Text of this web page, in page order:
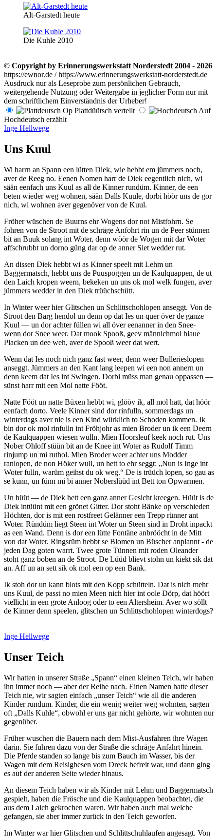
Alt-Garstedt heute
Die Kuhle 2010
© Copyright by Erinnerungswerkstatt Norderstedt 2004 - 2026
https://ewnor.de / https://www.erinnerungswerkstatt-norderstedt.de
Ausdruck nur als Leseprobe zum persönlichen Gebrauch,
weitergehende Nutzung oder Weitergabe in jeglicher Form nur mit
dem schriftlichem Einverständnis der Urheber!
Op Plattdüütsch vertellt
Auf
Hochdeutsch erzählt
Inge Hellwege
Uns Kuul
Wi harrn an Spann een lütten Diek, wie hebbt em jümmers noch,
aver de Reeg no. Eenen Nomen harr de Diek eegentlich nich, wi
sään eenfach uns Kuul as all de Kinner rundüm. Kinner, de een
beten wieder weg wohnen, sään Dalls Kuule, dorbi höör uns de gor
nich, wi wohnen aver gegenöver von de Kuul.
Fröher wüschen de Buurns ehr Wogens dor not Mistfohrn. Se
fohren von de Stroot mit de schräge Anfohrt rin un de Peer stünnen
bit an Buuk solang int Woter, denn wöör de Wogen mit dar Woter
affschrubbt un dorno güng dar op de anner Siet wedder rut.
An dissen Diek hebbt wi as Kinner speelt mit Lehm un
Baggermatsch, hebbt uns de Puuspoggen un de Kaulquappen, de ut
den Laich kropen weern, bekeken un uns ok mol welk fungen, aver
jümmers wedder in den Diek trüüchschütt.
In Winter weer hier Glitschen un Schlittschohlopen anseggt. Von de
Stroot den Barg hendol un denn op dat Ies un quer över de ganze
Kuul — un dor achter füllen wi all över eenanner in den Snee-
wenn dor Snee weer. Dat mook Spooß, geev männichmol blaue
Placken un dee weh, aver de Spooß weer dat wert.
Wenn dat Ies noch nich ganz fast weer, denn weer Bullerieslopen
anseggt. Jümmers an den Kant lang leepen wi een non annern un
denn keem dat Ies int Swingen. Dorbi müss man genau oppassen —
sünst harr mit een Mol natte Fööt.
Natte Fööt un natte Büxen hebbt wi, glööv ik, all mol hatt, dat höör
eenfach dorto. Veele Kinner sind dor rinfulln, sommerdags un
winterdags aver nie is een Kind würklich to Schoden kommen. Ik
bin dor ok mol rinfulln int Fröhjohr as mien Broder un ik een Deern
de Kaulquappen wiesen wulln. Mien Hoorsleuf keek noch rut. Uns
Nober Ohloff stüün bit an de Knee int Woter as Rudolf Timm
rinjump un mi ruthol. Mien Broder weer achter uns Modder
ranlopen, de non Höker wull, un hett to ehr seggt:
Nun is Inge int
Woter fulln, warüm geihst du ok weg.
De is trüüch lopen, so gau as
se kunn, un fünn mi bi anner Noberslüüd int Bett ton Opwarmen.
Un hüüt — de Diek hett een ganz anner Gesicht kreegen. Hüüt is de
Diek intüünt mit een grönet Gitter. Dor stoht Bänke op verschieden
Höchten, dor is mit een rostfreet Gelänner een Trepp rünner ant
Woter. Ründüm liegt Steen int Woter un Steen sind in Droht inpackt
as een Wand. Denn is dor een lütte Fontäne anbrööcht in de Mitt
von dat Woter. Ringsrüm hebbt se Blomen un Büscher anplannt - de
jeden Dag goten warrt. Twee grote Tünnen mit roden Oleander
stoht ganz boben an de Stroot. De Lüüd blievt stohn un kiekt sik dat
an. Aff un an sett sik ok mol een op een Bank.
Ik stoh dor un kann blots mit den Kopp schütteln. Dat is nich mehr
uns Kuul, de passt no mien Meen nich hier int oole Dörp, dat höört
viellicht in een grote Anloog oder to een Altersheim. Aver wo söllt
de Kinner denn speelen, glitschen un Schlittschohlopen winterdogs?
Inge Hellwege
Unser Teich
Wir hatten in unserer Straße Spann
einen kleinen Teich, wir haben
ihn immer noch — aber der Reihe nach. Einen Namen hatte dieser
Teich nie, wir sagten einfach
unser Teich
wie all die anderen
Kinder rundum. Kinder, die ein wenig weiter weg wohnten, sagten
oft
Dalls Kuhle , obwohl er uns gar nicht gehörte, wir wohnten nur
gegenüber.
Früher wuschen die Bauern nach dem Mist-Ausfahren ihre Wagen
darin. Sie fuhren dazu von der Straße die schräge Anfahrt hinein.
Die Pferde standen so lange bis zum Bauch im Wasser, bis der
Wagen mit dem Reisigbesen vom Dreck befreit war, und dann ging
es auf der anderen Seite wieder hinaus.
An diesem Teich haben wir als Kinder mit Lehm und Baggermatsch
gespielt, haben die Frösche und die Kaulquappen beobachtet, die
aus dem Laich gekrochen waren. Wir haben auch mal welche
gefangen, sie aber immer zurück in den Teich geworfen.
Im Winter war hier Glitschen und Schlittschuhlaufen angesagt. Von